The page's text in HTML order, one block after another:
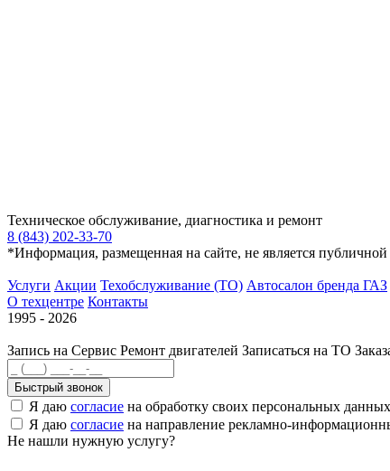
Техническое обслуживание, диагностика и ремонт
8 (843) 202-33-70
*Информация, размещенная на сайте, не является
Услуги Акции Техобслуживание (ТО) Автосалон бренда ГАЗ
О техцентре Контакты
1995 - 2026
Запись на Сервис Ремонт двигателей Записаться на ТО
Быстрый звонок
Я даю согласие на обработку своих персональных данных
Я даю согласие на направление рекламно-
Не нашли нужную услугу?